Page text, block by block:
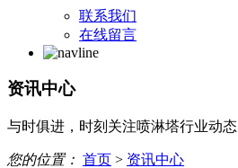
联系我们
在线留言
资讯中心
与时俱进，时刻关注喷淋塔行业动态
您的位置： 首页 > 资讯中心